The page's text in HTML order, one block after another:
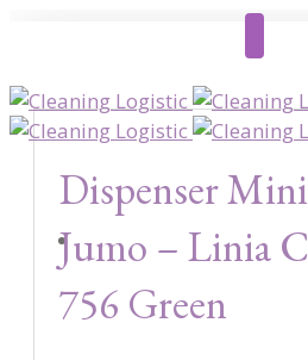
Dispenser
Jumo – Linia
756 Green